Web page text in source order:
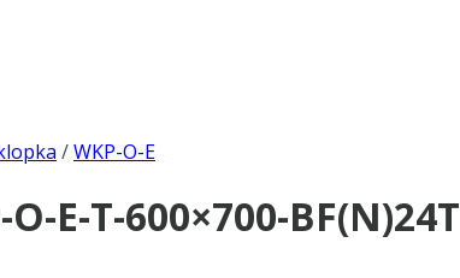
/WKP-O-E
E-T-600×700-BF(N)24T